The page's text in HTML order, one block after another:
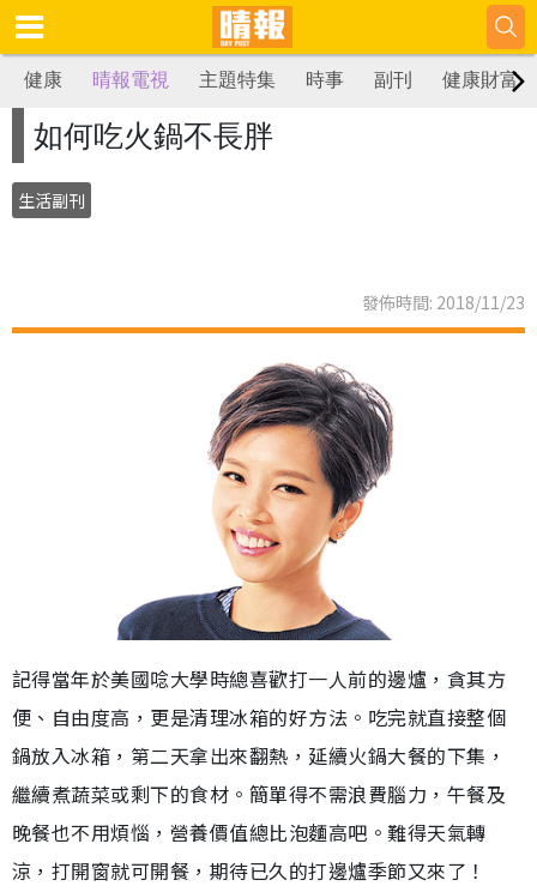
健康 晴報電視 主題特集 時事 副刊 健康財富
如何吃火鍋不長胖
生活副刊
發佈時間: 2018/11/23
記得當年於美國唸大學時總喜歡打一人前的邊爐，貪其方
便、自由度高，更是清理冰箱的好方法。吃完就直接整個
鍋放入冰箱，第二天拿出來翻熱，延續火鍋大餐的下集，
繼續煮蔬菜或剩下的食材。簡單得不需浪費腦力，午餐及
晚餐也不用煩惱，營養價值總比泡麵高吧。難得天氣轉
涼，打開窗就可開餐，期待已久的打邊爐季節又來了！